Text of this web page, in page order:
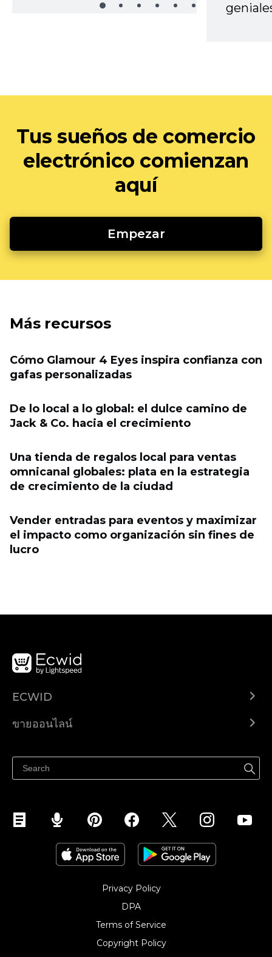
Tus sueños de comercio
electrónico comienzan
aquí
Empezar
Más recursos
Cómo Glamour 4 Eyes inspira confianza con
gafas personalizadas
De lo local a lo global: el dulce camino de
Jack & Co. hacia el crecimiento
Una tienda de regalos local para ventas
omnicanal globales: plata en la estrategia
de crecimiento de la ciudad
Vender entradas para eventos y maximizar
el impacto como organización sin fines de
lucro
ECWID
ราคา
ขายออนไลน์
ขายบนเฟสบุ๊ค
Privacy Policy
DPA
Terms of Service
Copyright Policy‎